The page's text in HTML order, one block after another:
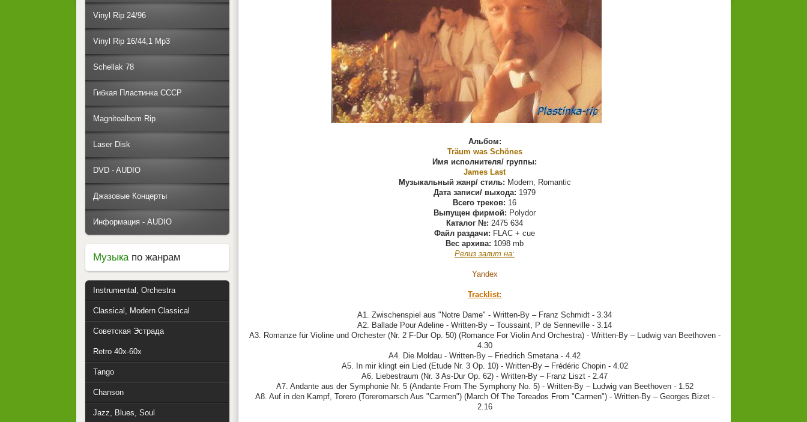
Альбом:
Träum was Schönes
Имя исполнителя/ группы:
James Last
Музыкальный жанр/ стиль: Modern, Romantic
Дата записи/ выхода: 1979
Всего треков: 16
Выпущен фирмой: Polydor
Каталог №: 2475 634
Файл раздачи: FLAC + cue
Вес архива: 1098 mb
Релиз залит на:
Yandex
Tracklist:
A1. Zwischenspiel aus "Notre Dame" - Written-By – Franz Schmidt - 3.34
A2. Ballade Pour Adeline - Written-By – Toussaint, P de Senneville - 3.14
A3. Romanze für Violine und Orchester (Nr. 2 F-Dur Op. 50) (Romance For Violin And Orchestra) - Written-By – Ludwig van Beethoven -
4.30
A4. Die Moldau - Written-By – Friedrich Smetana - 4.42
A5. In mir klingt ein Lied (Etude Nr. 3 Op. 10) - Written-By – Frédéric Chopin - 4.02
A6. Liebestraum (Nr. 3 As-Dur Op. 62) - Written-By – Franz Liszt - 2.47
A7. Andante aus der Symphonie Nr. 5 (Andante From The Symphony No. 5) - Written-By – Ludwig van Beethoven - 1.52
A8. Auf in den Kampf, Torero (Toreromarsch Aus "Carmen") (March Of The Toreados From "Carmen") - Written-By – Georges Bizet -
2.16
Vinyl Rip 24/96
Vinyl Rip 16/44,1 Mp3
Schellak 78
Гибкая Пластинка СССР
Magnitoalbom Rip
Laser Disk
DVD - AUDIO
Джазовые Концерты
Информация - AUDIO
Музыкапо жанрам
Instrumental, Orchestra
Classical, Modern Classical
Советская Эстрада
Retro 40x-60x
Tango
Chanson
Jazz, Blues, Soul